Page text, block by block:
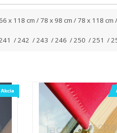
x 118 cm / 78 x 98 cm / 78 x 118
/ 242 / 243 / 246 / 250 / 251 /